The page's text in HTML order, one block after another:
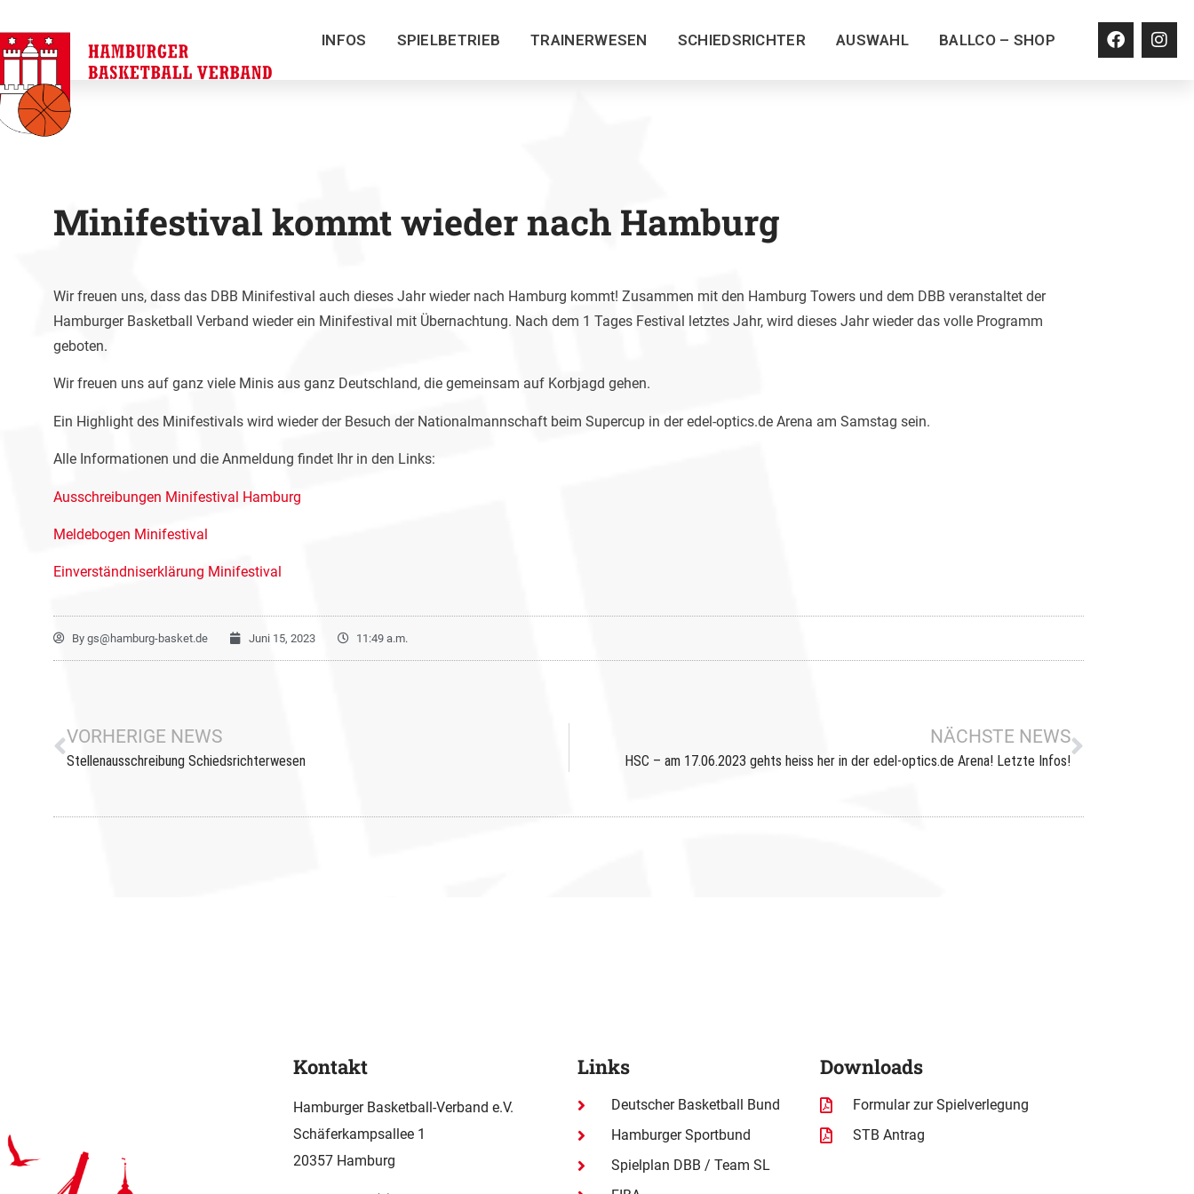
INFOS SPIELBETRIEB TRAINERWESEN SCHIEDSRICHTER AUSWAHL BALLCO – SHOP
Minifestival kommt wieder nach Hamburg
Wir freuen uns, dass das DBB Minifestival auch dieses Jahr wieder nach Hamburg kommt! Zusammen mit den Hamburg Towers und dem DBB veranstaltet der
Hamburger Basketball Verband wieder ein Minifestival mit Übernachtung. Nach dem 1 Tages Festival letztes Jahr, wird dieses Jahr wieder das volle Programm
geboten.
Wir freuen uns auf ganz viele Minis aus ganz Deutschland, die gemeinsam auf Korbjagd gehen.
Ein Highlight des Minifestivals wird wieder der Besuch der Nationalmannschaft beim Supercup in der edel-optics.de Arena am Samstag sein.
Alle Informationen und die Anmeldung findet Ihr in den Links:
Ausschreibungen Minifestival Hamburg
Meldebogen Minifestival
Einverständniserklärung Minifestival
By gs@hamburg-basket.de Juni 15, 2023 11:49 a.m.
VORHERIGE NEWS
Stellenausschreibung Schiedsrichterwesen
NÄCHSTE NEWS
HSC – am 17.06.2023 gehts heiss her in der edel-optics.de Arena! Letzte Infos!
Kontakt
Hamburger Basketball-Verband e.V.
Schäferkampsallee 1
20357 Hamburg
Links
Deutscher Basketball Bund
Hamburger Sportbund
Spielplan DBB / Team SL
Downloads
Formular zur Spielverlegung
STB Antrag